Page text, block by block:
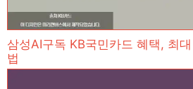
삼성AI구독 KB국민카드 혜택, 최
법